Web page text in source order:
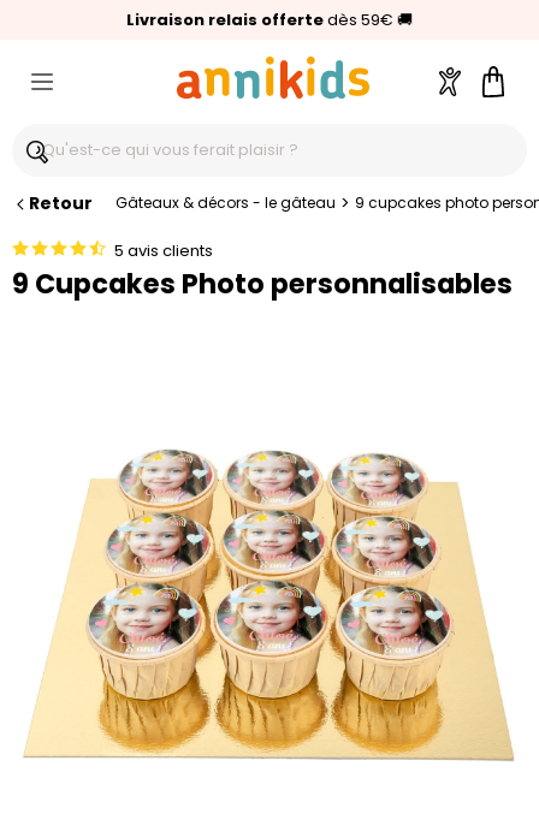
Livraison relais offertedès 59€ 🚚
🥇Palmarès Capital 2025 :Annikids N°1
⭐⭐⭐⭐⭐4,6/5(24 000 avis clients)
Compte
Retour Gâteaux & décors - le gâteau > 9 cupcakes photo
5 avis clients
9 Cupcakes Photo personnalisables